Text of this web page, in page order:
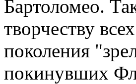
Бартоломео.
творчеству
поколения
покинувших